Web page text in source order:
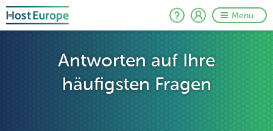
Menu
Antworten auf Ihre
häufigsten Fragen